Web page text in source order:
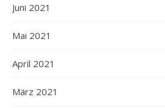
Juni 2021
Mai 2021
April 2021
März 2021